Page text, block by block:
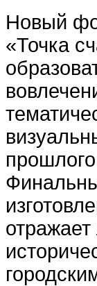
Новый
«Точка